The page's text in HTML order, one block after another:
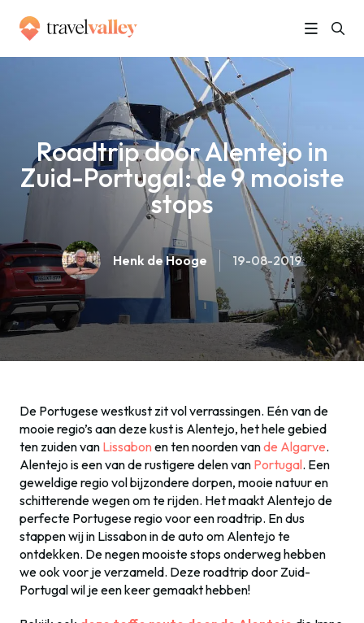
Roadtrip door Alentejo in Zuid-Portugal: de 9 mooiste stops
Roadtrip door Alentejo in
Zuid-Portugal: de 9 mooiste
stops
Henk de Hooge 19-08-2019
De Portugese westkust zit vol verrassingen. Eén van de
mooie regio’s aan deze kust is Alentejo, het hele gebied
ten zuiden van Lissabon en ten noorden vande Algarve.
Alentejo is een van de rustigere delen van Portugal. Een
geweldige regio vol bijzondere dorpen, mooie natuur en
schitterende wegen om te rijden. Het maakt Alentejo de
perfecte Portugese regio voor een roadtrip. En dus
stappen wij in Lissabon in de auto om Alentejo te
ontdekken. De negen mooiste stops onderweg hebben
we ook voor je verzameld. Deze roadtrip door Zuid-
Portugal wil je een keer gemaakt hebben!